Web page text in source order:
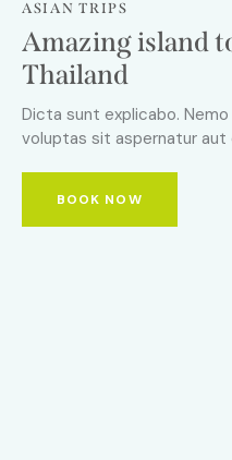
ASIAN TRIPS
Amazing island
Thailand
Dicta sunt explicabo.
voluptas sit aspernatur
BOOK NOW